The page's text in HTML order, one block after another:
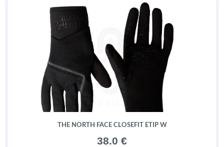
THE NORTH FACE CLOSEFIT ETIP W
38.0 €